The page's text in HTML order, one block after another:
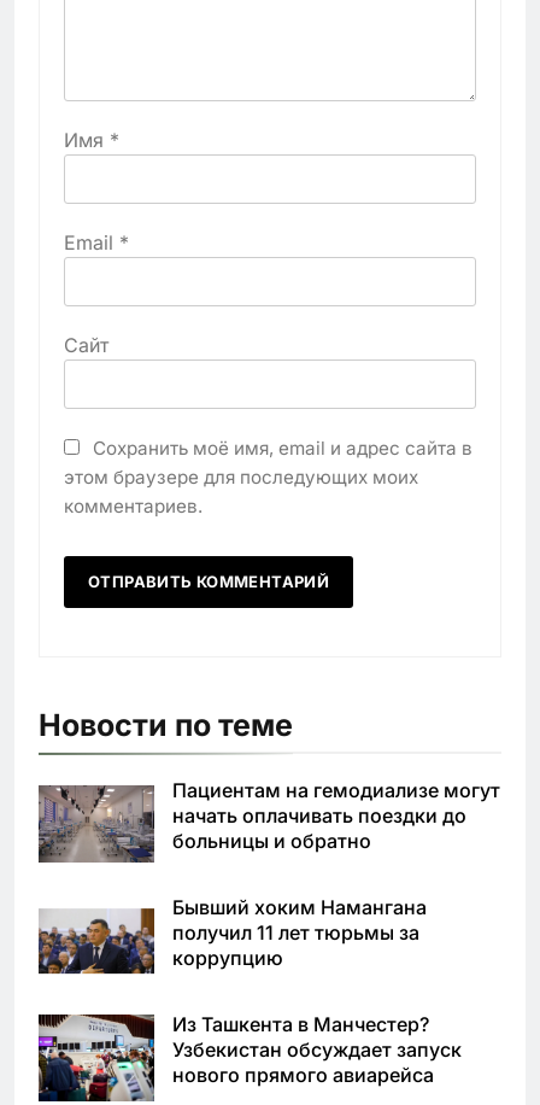
Имя *
Email *
Сайт
Сохранить моё имя, email и адрес сайта в
этом браузере для последующих моих
комментариев.
Новости по теме
Пациентам на гемодиализе могут
начать оплачивать поездки до
больницы и обратно
Бывший хоким Намангана
получил 11 лет тюрьмы за
коррупцию
Из Ташкента в Манчестер?
Узбекистан обсуждает запуск
нового прямого авиарейса